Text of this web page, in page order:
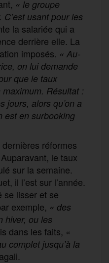
« le groupe
C’est usant pour les
la salariée qui a
derrière elle. La
imposés. « Au-
on lui demande
que le taux
maximum. Résultat :
jours, alors qu’on a
est en surbooking
réformes
le taux
sur la semaine.
il l’est sur l’année.
se lisser et se
exemple, « des
hiver, ou les
dans les faits, «
complet jusqu’à la